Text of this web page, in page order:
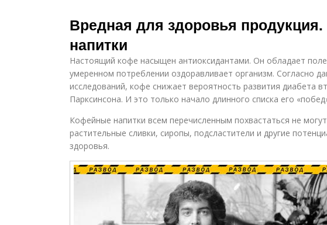
Вредная для здоровья
напитки
Настоящий кофе насыщен антиоксидантами. Он обладает
умеренном потреблении оздоравливает организм. Согласно
исследований, кофе снижает вероятность развития диабета
Парксинсона. И это только начало длинного списка его
Кофейные напитки всем перечисленным похвастаться не
растительные сливки, сиропы, подсластители и другие
здоровья.